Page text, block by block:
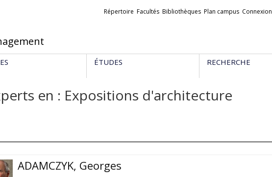
Liens
Répertoire Facultés Bibliothèques Plan campus Connexion
ÉTUDES RECHERCHE
en : Expositions d'architecture
ADAMCZYK, Georges